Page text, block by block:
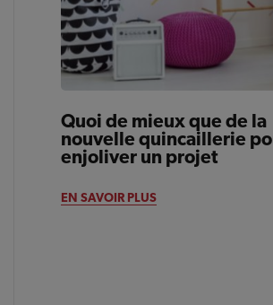
Quoi de mieux que de la
nouvelle quincaillerie
enjoliver un projet
EN SAVOIR PLUS